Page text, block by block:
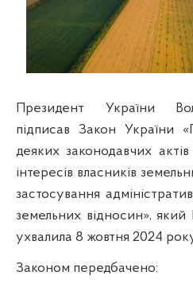
Президент України
підписав Закон України
деяких законодавчих
інтересів власників
застосування
земельних відносин»,
ухвалила 8 жовтня 2024
Законом передбачено: